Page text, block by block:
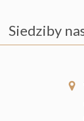
Siedziby